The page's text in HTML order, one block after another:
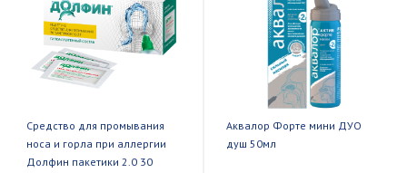
Средство для промывания
носа и горла при аллергии
Долфин пакетики 2.0 30
Аквалор Форте мини ДУО
душ 50мл